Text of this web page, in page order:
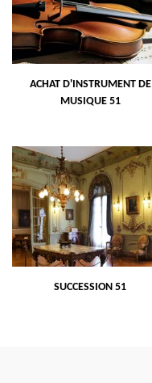
ACHAT D'INSTRUMENT DE
MUSIQUE 51
SUCCESSION 51